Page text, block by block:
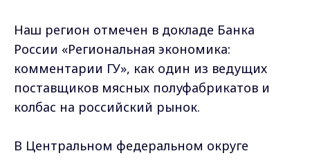
Наш регион отмечен в докладе Банка
России «Региональная экономика:
комментарии ГУ», как один из ведущих
поставщиков мясных полуфабрикатов и
колбас на российский рынок.
В Центральном федеральном округе